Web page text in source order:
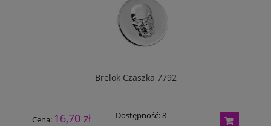
Brelok Czaszka 7792
Cena: 16,70 zł Dostępność:8